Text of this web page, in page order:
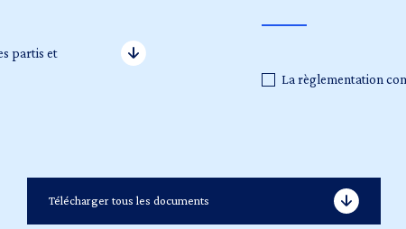
partis et
La règlementation
Télécharger tous les documents